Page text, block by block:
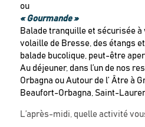
ou
« Gourmande »
Balade tranquille et sécurisée à
volaille de Bresse, des étangs
balade bucolique, peut-être
Au déjeuner, dans l’un de nos
Orbagna ou Autour de l’ Âtre à
Beaufort-Orbagna, Saint-
L’après-midi, quelle activité